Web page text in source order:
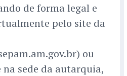
de forma legal e
pelo site da
ou
sede da autarquia,